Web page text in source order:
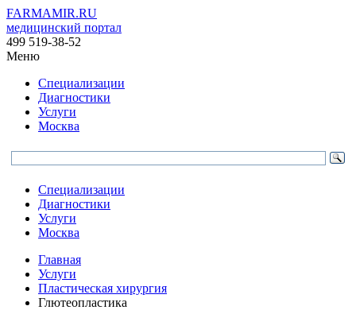
FARMAMIR.RU
медицинский портал
499 519-38-52
Меню
Специализации
Диагностики
Услуги
Москва
Специализации
Диагностики
Услуги
Москва
Главная
Услуги
Пластическая хирургия
Глютеопластика